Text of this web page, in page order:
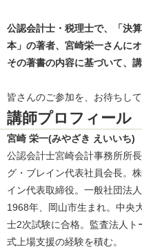
公認会計士・税理士で、「決
本」の著者、宮崎栄一さんに
その著書の内容に基づいて、
皆さんのご参加を、お待ちして
講師プロフィール
宮崎 栄一(みやざき えいいち)
公認会計士宮崎会計事務所所
グ・ブレイン代表社員会長。
イン代表取締役。一般社団法
1968年、岡山市生まれ。中央
士2次試験に合格。監査法人
式上場支援の経験を積む。